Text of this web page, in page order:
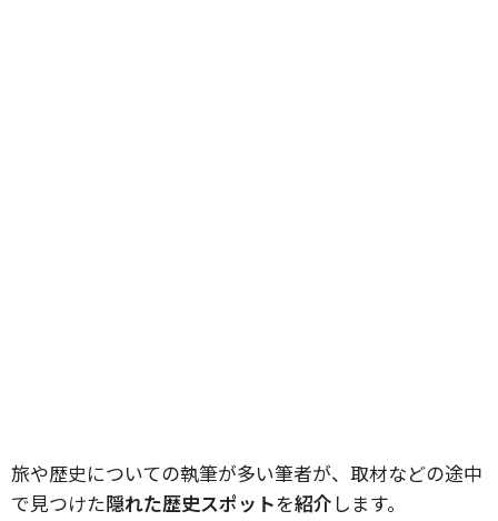
旅や歴史についての執筆が多い筆者が、取材などの途中
で見つけた隠れた歴史スポットを紹介 します。